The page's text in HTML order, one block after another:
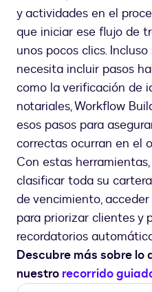
y actividades en el
que iniciar ese flujo de
unos pocos clics.
necesita incluir pasos
como la verificación de
notariales, Workflow
esos pasos para
correctas ocurran en el
Con estas
clasificar toda su
de vencimiento,
para priorizar clientes y
recordatorios
Descubre más sobre lo
nuestro recorrido